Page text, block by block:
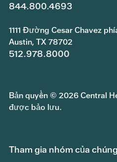
844.800.4693
1111 Đường Cesar Chavez
Austin, TX 78702
512.978.8000
Bản quyền © 2026 Central
được bảo lưu.
Tham gia nhóm của